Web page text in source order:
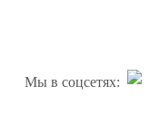
Мы в соцсетях: